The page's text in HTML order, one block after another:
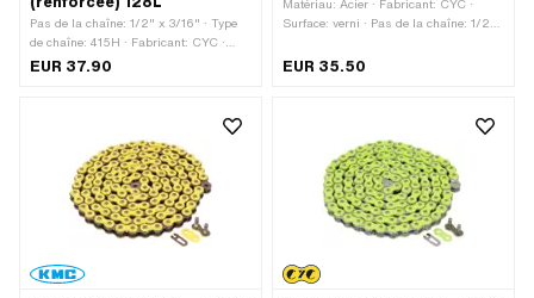
Pas de la chaîne: 1/2" x 3/16" · Type
de chaîne: 415H · Fabricant: CYC ·
Matériau: Acier · Surface: verni ·
1626 mm · Type de cadenas à chaîne:
Fermeture à ressort
EUR 37.90
Matériau: Acier · Fabricant: CYC ·
Surface: verni · Pas de la chaîne: 1/2"
Circonférence de roulement: 1626 mm ·
EUR 35.50